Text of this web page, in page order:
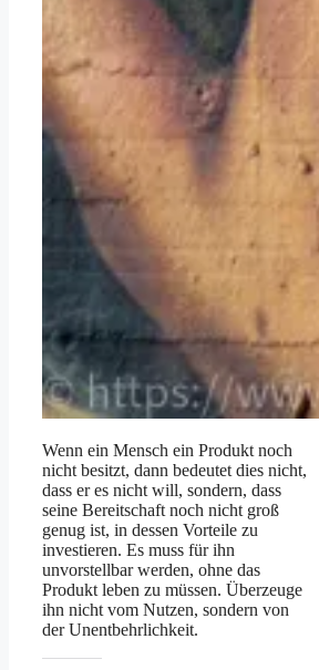
Wenn ein Mensch ein Produkt noch
nicht besitzt, dann bedeutet dies nicht,
dass er es nicht will, sondern, dass
seine Bereitschaft noch nicht groß
genug ist, in dessen Vorteile zu
investieren. Es muss für ihn
unvorstellbar werden, ohne das
Produkt leben zu müssen. Überzeuge
ihn nicht vom Nutzen, sondern von
der Unentbehrlichkeit.